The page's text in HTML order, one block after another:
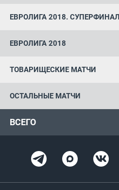
ЕВРОЛИГА 2018. СУПЕРФИНАЛ
ЕВРОЛИГА 2018
ТОВАРИЩЕСКИЕ МАТЧИ
ОСТАЛЬНЫЕ МАТЧИ
ВСЕГО